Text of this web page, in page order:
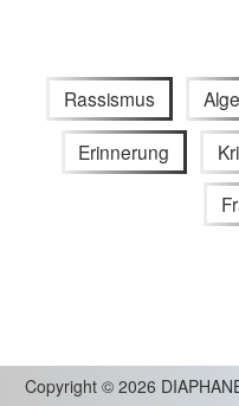
Rassismus
Erinnerung
Copyright © 2026